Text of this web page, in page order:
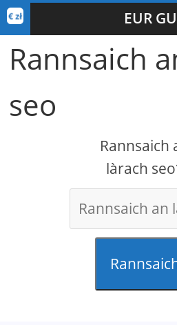
EUR
Rannsaich
seo
Rannsaich
làrach